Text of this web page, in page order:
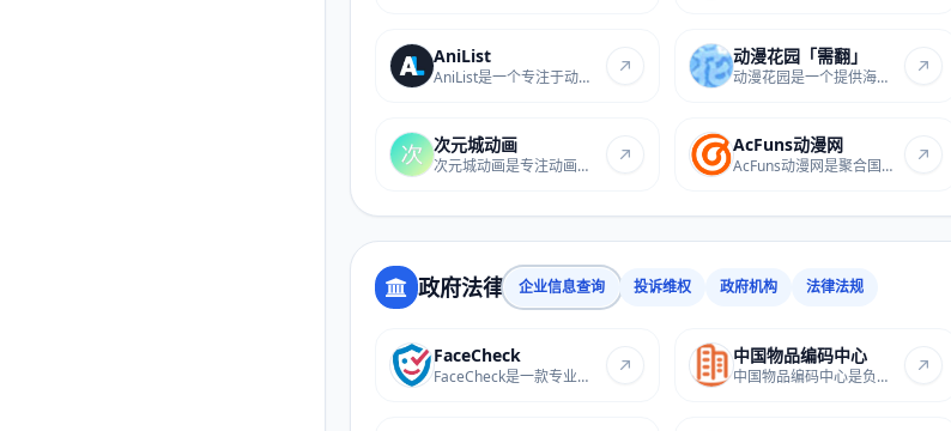
AniList
AniList是一个专注于动漫和漫画的追踪与社区平...
动漫花园「需翻」
动漫花园是一个提供海外动漫资源下载的网站，...
次元城动画
次元城动画是专注动画内容的在线观看站点，提...
AcFuns动漫网
AcFuns动漫网是聚合国内外优质动漫相关网址的...
政府法律 企业信息查询 投诉维权 政府机构 法律法规
FaceCheck
FaceCheck是一款专业的反向人脸搜索引擎，支持...
中国物品编码中心
中国物品编码中心是负责我国商品条码、物品编...